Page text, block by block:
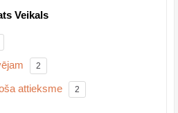
Veikals
2
attieksme 2